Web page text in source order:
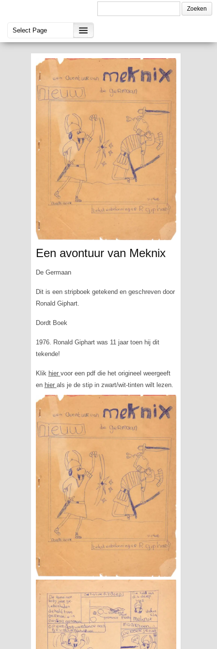
Een avontuur van Meknix
De Germaan
Dit is een stripboek getekend en geschreven door
Ronald Giphart.
Dordt Boek
1976. Ronald Giphart was 11 jaar toen hij dit
tekende!
Klik hier voor een pdf die het origineel weergeeft
en hier als je de stip in zwart/wit-tinten wilt lezen.